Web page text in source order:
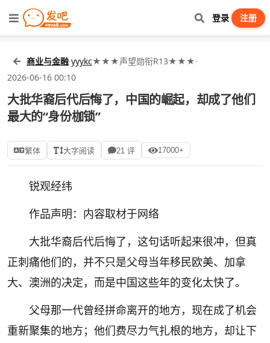
登录 注册
商业与金融·yyykc★★★声望勋衔R13★★★·
2026-06-16 00:10
大批华裔后代后悔了，中国的崛起，却成了他们
最大的“身份枷锁”
繁体 大字阅读 21 评 17000+
锐观经纬
作品声明：内容取材于网络
大批华裔后代后悔了，这句话听起来很冲，但真
正刺痛他们的，并不只是父母当年移民欧美、加拿
大、澳洲的决定，而是中国这些年的变化太快了。
父母那一代曾经拼命离开的地方，现在成了机会
重新聚集的地方；他们费尽力气扎根的地方，却让下